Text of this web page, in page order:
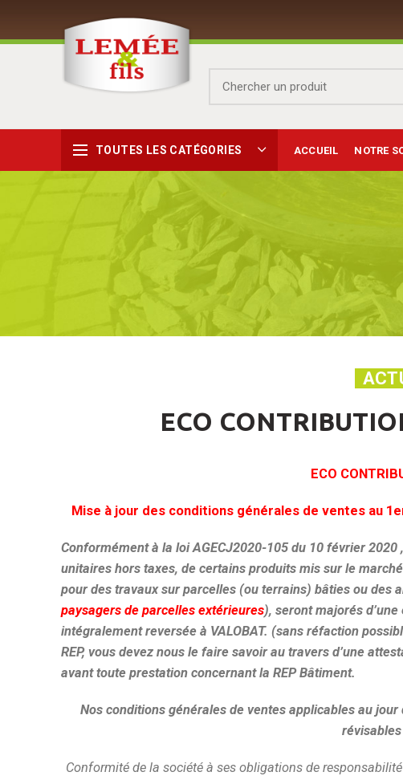
TOUTES LES CATÉGORIES ACCUEIL NOTRE
ECO
ECO
Mise à jour des conditions générales de ventes au
Conformément à la loi AGECJ2020-105 du 10 février
unitaires hors taxes, de certains produits mis sur le
pour des travaux sur parcelles (ou terrains) bâties ou des
paysagers de parcelles extérieures), seront majorés
intégralement reversée à VALOBAT. (sans réfaction
REP, vous devez nous le faire savoir au travers d’une
avant toute prestation concernant la REP Bâtiment.
Nos conditions générales de ventes applicables au
Conformité de la société à ses obligations de